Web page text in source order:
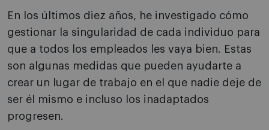
En los últimos diez años, he investigado cómo
gestionar la singularidad de cada individuo para
que a todos los empleados les vaya bien. Estas
son algunas medidas que pueden ayudarte a
crear un lugar de trabajo en el que nadie deje de
ser él mismo e incluso los inadaptados
progresen.